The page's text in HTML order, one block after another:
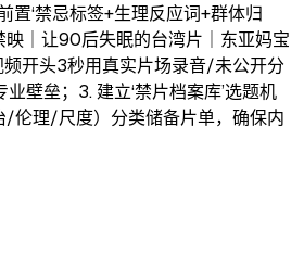
置‘禁忌标签+生理反应词+群体归
映｜让90后失眠的台湾片｜东亚妈宝
频开头3秒用真实片场录音/未公开分
壁垒；3. 建立‘禁片档案库’选题机
/伦理/尺度）分类储备片单，确保内